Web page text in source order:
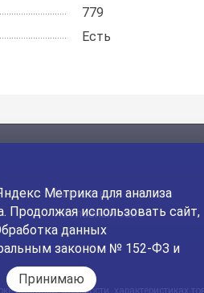
779
Есть
Контакты
На главный сайт
Метрика для анализа
Продолжая использовать сайт,
данных
законом № 152-ФЗ и
Принимаю